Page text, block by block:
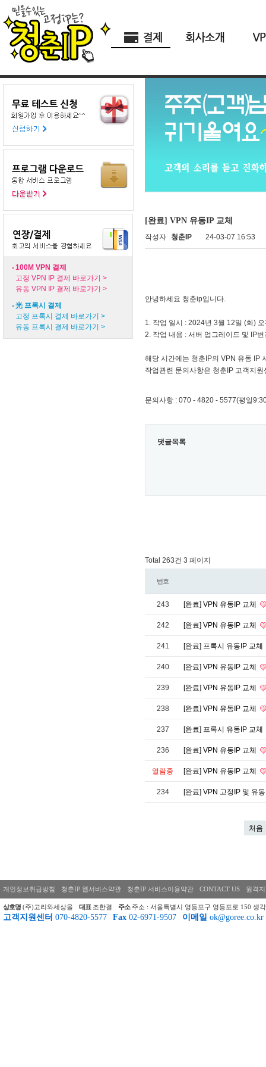
100M VPN 결제
고정 VPN IP 결제 바로가기 >
유동 VPN IP 결제 바로가기 >
光 프록시 결제
고정 프록시 결제 바로가기 >
유동 프록시 결제 바로가기 >
[완료] VPN 유동IP 교체
작성자 청춘IP 24-03-07 16:53
안녕하세요 청춘ip입니다.
1. 작업 일시 : 2024년 3월 12일 (화)
2. 작업 내용 : 서버 업그레이드 및 IP변
해당 시간에는 청춘IP의 VPN 유동 IP
작업관련 문의사항은 청춘IP 고객지
문의사항 : 070 - 4820 - 5577(평일
댓글목록
Total 263건 3 페이지
번호
243 [완료] VPN 유동IP 교체
242 [완료] VPN 유동IP 교체
241 [완료] 프록시 유동IP 교체
240 [완료] VPN 유동IP 교체
239 [완료] VPN 유동IP 교체
238 [완료] VPN 유동IP 교체
237 [완료] 프록시 유동IP 교체
236 [완료] VPN 유동IP 교체
열람중 [완료] VPN 유동IP 교체
234 [완료] VPN 고정IP 및 유
처음
개인정보취급방침 청춘IP 웹서비스약관 청춘IP 서비스이용약관 CONTACT US 원격
상호명 (주)고리와세상을 대표 조한결 주소 주소 : 서울특별시 영등포구 영등포로 150 생
고객지원센터 070-4820-5577 Fax 02-6971-9507 이메일 ok@goree.co.kr